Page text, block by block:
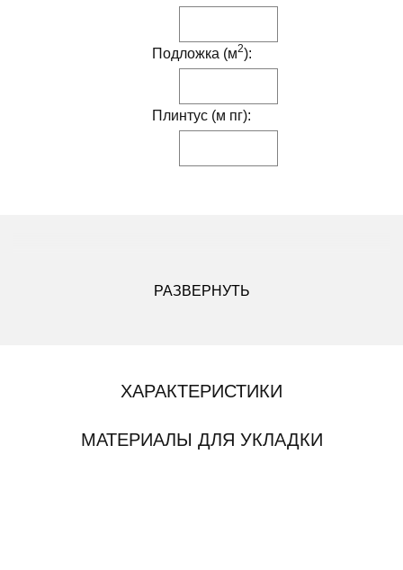
Подложка (м2):
Плинтус (м пг):
РАЗВЕРНУТЬ
ХАРАКТЕРИСТИКИ
МАТЕРИАЛЫ ДЛЯ УКЛАДКИ